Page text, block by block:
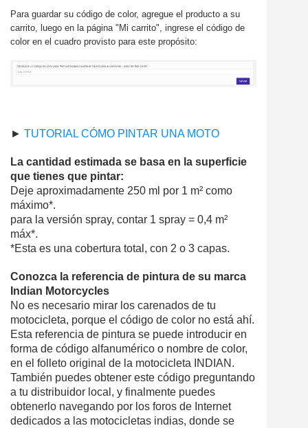
Para guardar su código de color, agregue el producto a su
carrito, luego en la página "Mi carrito", ingrese el código de
color en el cuadro provisto para este propósito:
► TUTORIAL CÓMO PINTAR UNA MOTO
La cantidad estimada se basa en la superficie
que tienes que pintar:
Deje aproximadamente 250 ml por 1 m² como
máximo*.
para la versión spray, contar 1 spray = 0,4 m²
máx*.
*Esta es una cobertura total, con 2 o 3 capas.
Conozca la referencia de pintura de su marca
Indian Motorcycles
No es necesario mirar los carenados de tu
motocicleta, porque el código de color no está ahí.
Esta referencia de pintura se puede introducir en
forma de código alfanumérico o nombre de color,
en el folleto original de la motocicleta INDIAN.
También puedes obtener este código preguntando
a tu distribuidor local, y finalmente puedes
obtenerlo navegando por los foros de Internet
dedicados a las motocicletas indias, donde se